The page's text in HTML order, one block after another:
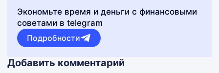
Экономьте время и деньги с финансовыми
советами в telegram
Подробности
Добавить комментарий